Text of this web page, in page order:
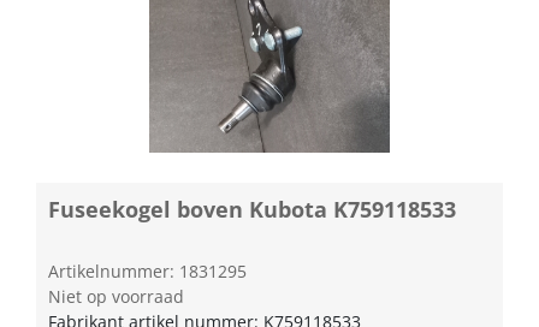
Fuseekogel boven Kubota K759118533
Artikelnummer: 1831295
Niet op voorraad
Fabrikant artikel nummer: K759118533